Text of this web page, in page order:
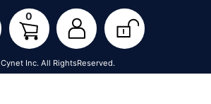
0
Cynet Inc. All RightsReserved.